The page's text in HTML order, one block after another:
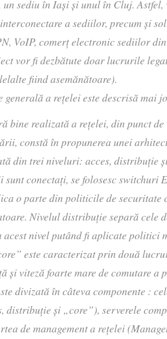
un sediu în Iaşi şi unul în Cluj. Astfel,
a sediilor, precum şi
VoIP, comerţ electronic sediilor
vor fi dezbătute doar lucrurile
fiind asemănătoare).
generală a reţelei este descrisă mai
bine realizată a reţelei, din punct
constă în propunerea unei
din trei niveluri: acces, distribuţie
conectaţi, se folosesc switchuri
o parte din politicile de securitate
Nivelul distribuţie separă cele
acest nivel putând fi aplicate politici
este caracterizat prin două
şi viteză foarte mare de comutare a
divizată în câteva componente :
distribuţie şi „core”), serverele
de management a reţelei